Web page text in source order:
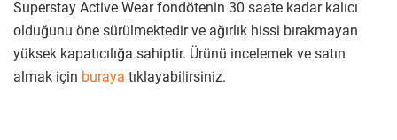
Superstay Active Wear fondötenin 30 saate kadar kalıcı
olduğunu öne sürülmektedir ve ağırlık hissi bırakmayan
yüksek kapatıcılığa sahiptir. Ürünü incelemek ve satın
almak için buraya tıklayabilirsiniz.